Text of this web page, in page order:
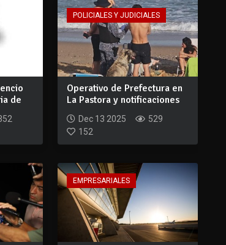
de
POLICIALES Y JUDICIALES
Operativo de Prefectura en
La Pastora y notificaciones
Dec 13 2025
529
152
EMPRESARIALES